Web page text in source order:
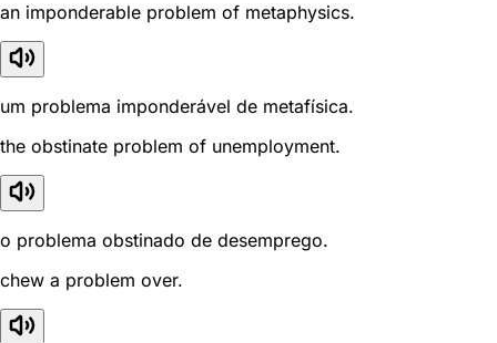
an imponderable problem of metaphysics.
um problema imponderável de metafísica.
the obstinate problem of unemployment.
o problema obstinado de desemprego.
chew a problem over.